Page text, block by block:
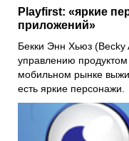
Playfirst: «яркие
приложений»
Бекки Энн Хьюз (Becky
управлению
мобильном рынке
есть яркие персонажи.